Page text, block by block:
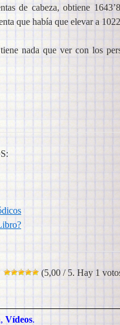
de cabeza, obtiene
que había que elevar a
nada que ver con los
(5,00 / 5. Hay 1
, Vídeos.